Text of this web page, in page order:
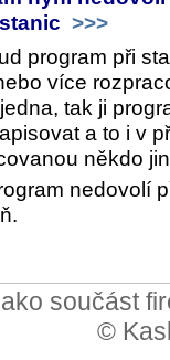
>>>
program při
více
tak ji
a to i v
někdo
nedovolí
součást
©